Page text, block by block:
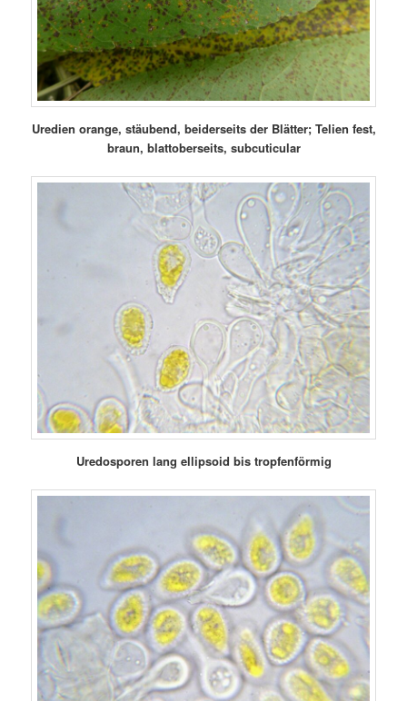
Uredien orange, stäubend, beiderseits der Blätter; Telien fest,
braun, blattoberseits, subcuticular
Uredosporen lang ellipsoid bis tropfenförmig